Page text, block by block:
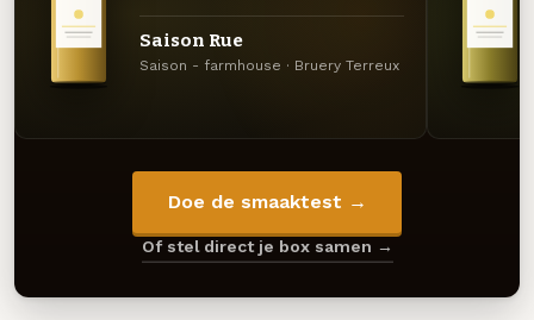
Saison Rue
Saison - farmhouse · Bruery Terreux
Doe de smaaktest →
Of stel direct je box samen →